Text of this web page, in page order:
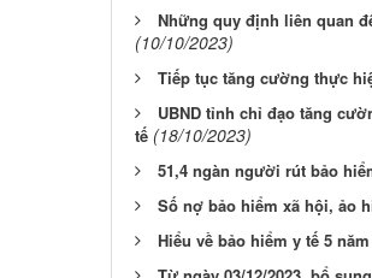
Những quy định liên quan
(10/10/2023)
Tiếp tục tăng cường thực
UBND tỉnh chỉ đạo tăng
tế (18/10/2023)
51,4 ngàn người rút bảo
Số nợ bảo hiểm xã hội, ảo
Hiểu về bảo hiểm y tế 5